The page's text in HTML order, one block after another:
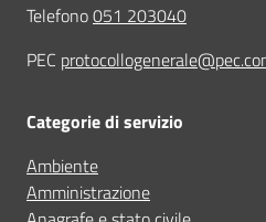
Telefono051 203040
PEC
Categorie di servizio
Ambiente
Amministrazione